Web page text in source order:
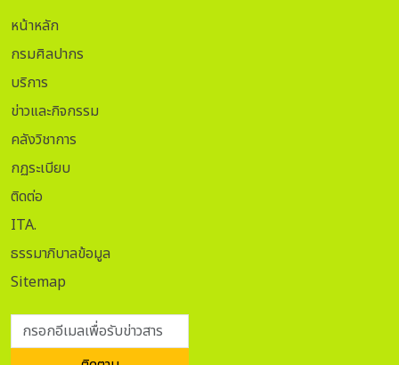
หน้าหลัก
กรมศิลปากร
บริการ
ข่าวและกิจกรรม
คลังวิชาการ
กฏระเบียบ
ติดต่อ
ITA.
ธรรมาภิบาลข้อมูล
Sitemap
กรอกอีเมลเพื่อรับข่าวสาร